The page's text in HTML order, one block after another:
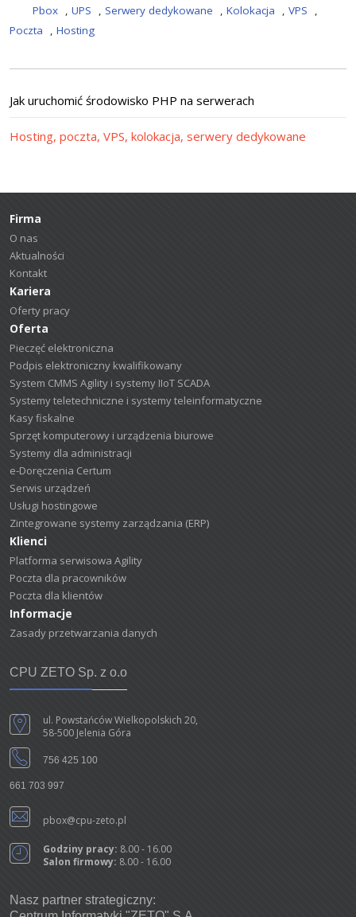
Pbox , UPS , Serwery dedykowane , Kolokacja , VPS
,
Poczta
, Hosting
Jak uruchomić środowisko PHP na serwerach
Hosting, poczta, VPS, kolokacja, serwery dedykowane
Firma
O nas
Aktualności
Kontakt
Kariera
Oferty pracy
Oferta
Pieczęć elektroniczna
Podpis elektroniczny kwalifikowany
System CMMS Agility i systemy IIoT SCADA
Systemy teletechniczne i systemy teleinformatyczne
Kasy fiskalne
Sprzęt komputerowy i urządzenia biurowe
Systemy dla administracji
e-Doręczenia Certum
Serwis urządzeń
Usługi hostingowe
Zintegrowane systemy zarządzania (ERP)
Klienci
Platforma serwisowa Agility
Poczta dla pracowników
Poczta dla klientów
Informacje
Zasady przetwarzania danych
CPU ZETO Sp. z o.o
ul. Powstańców Wielkopolskich 20,
58-500 Jelenia Góra
756 425 100
661 703 997
pbox@cpu-zeto.pl
Godziny pracy: 8.00 - 16.00
Salon firmowy: 8.00 - 16.00
Nasz partner strategiczny: